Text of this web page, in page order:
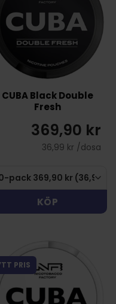
CUBA Black Double
Fresh
369,90 kr
36,99 kr /dosa
KÖP
PRIS